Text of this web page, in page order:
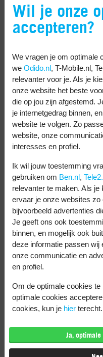
je ze makkelijk kan
Je begint op je
Zet je nieuwe
eerste stappen.
Tik op
Kies je
wachtwoord
Tik opGa door
hoe er wordt
gegevens en
Je kunt nu
Dat kun je ook
Configureer
Bedenk je
mee te
Nu pak je je
de volgende stappen:
Open de app
Wil je onze
accepteren?
We vragen je om optimale
we Odido.nl, T-Mobile.nl,
relevanter voor je. Als je
onze website het beste
die op jou zijn afgestemd.
je internetgedrag binnen,
website te volgen. Zo
website, onze
interesses en profiel.
Ik wil jouw toestemming
gebruiken om Ben.nl,
relevanter te maken. Als
ervaar je onze websites
bijvoorbeeld advertenties
Je geeft ons ook
binnen, en mogelijk ook
deze informatie passen wij
onze communicatie en
en profiel.
Om de optimale cookies te
optimale cookies
cookies, kun je hier terecht.
Ja,